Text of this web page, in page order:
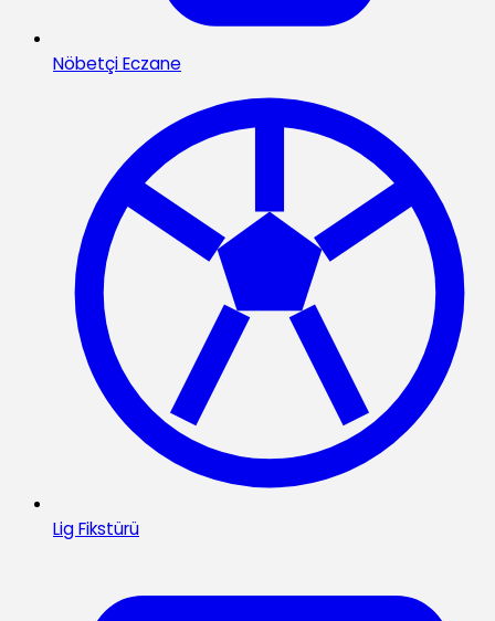
Nöbetçi Eczane
Lig Fikstürü